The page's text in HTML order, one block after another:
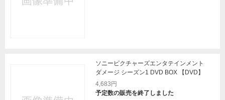
ソニーピクチャーズエンタテインメント
ダメージ シーズン1 DVD BOX 【DVD】
4,683円
予定数の販売を終了しました